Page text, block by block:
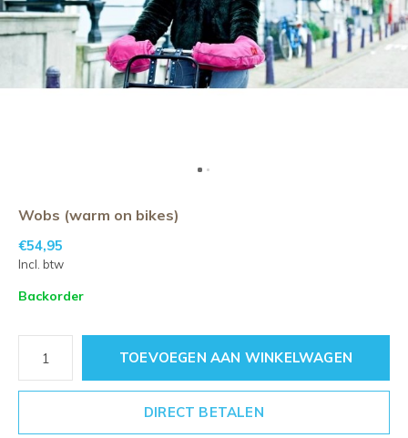
Wobs (warm on bikes)
€54,95
Incl. btw
Backorder
TOEVOEGEN AAN WINKELWAGEN
DIRECT BETALEN